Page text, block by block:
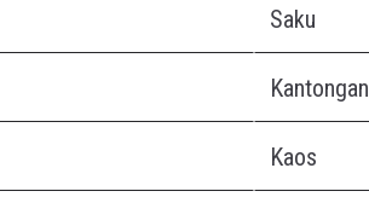
Saku
Kantongan
Kaos